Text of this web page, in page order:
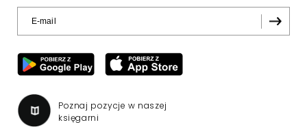
Poznaj pozycje w naszej
księgarni